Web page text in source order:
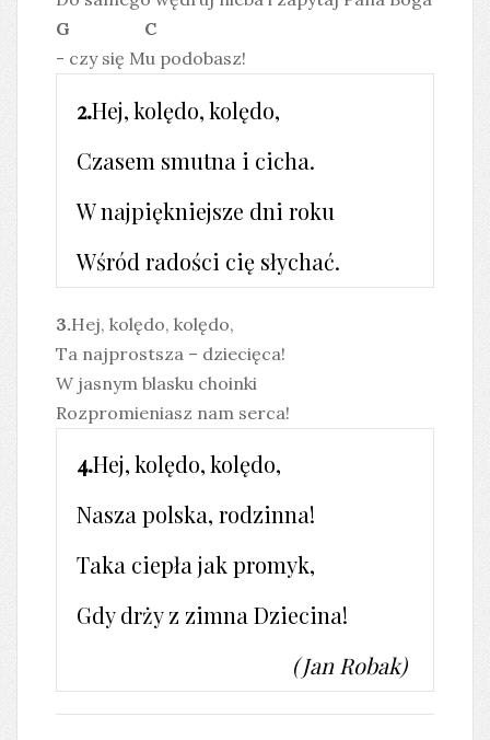
G C
- czy się Mu podobasz!
2.Hej, kolędo, kolędo,
Czasem smutna i cicha.
W najpiękniejsze dni roku
Wśród radości cię słychać.
3.Hej, kolędo, kolędo,
Ta najprostsza – dziecięca!
W jasnym blasku choinki
Rozpromieniasz nam serca!
4.Hej, kolędo, kolędo,
Nasza polska, rodzinna!
Taka ciepła jak promyk,
Gdy drży z zimna Dziecina!
(Jan Robak)